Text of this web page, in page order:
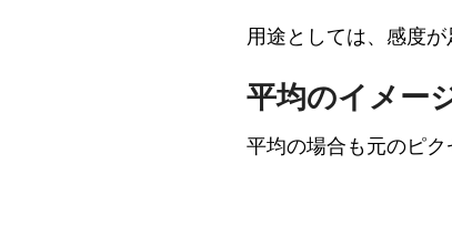
用途としては、感度
平均のイメー
平均の場合も元のピク